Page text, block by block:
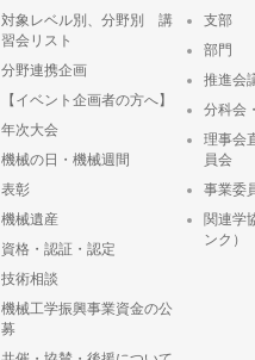
対象レベル別、分野別 講
習会リスト
分野連携企画
【イベント企画者の方へ】
年次大会
機械の日・機械週間
表彰
機械遺産
資格・認証・認定
技術相談
機械工学振興事業資金の公
募
支部
部門
推進会
分科会
理事会
員会
事業委
関連学
ンク）